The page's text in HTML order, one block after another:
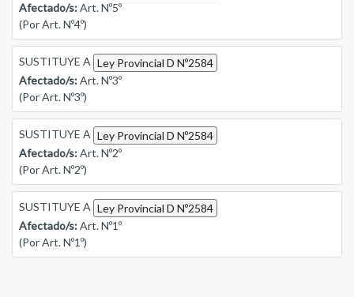
Afectado/s:Art. Nº5º
(Por Art. Nº4º)
SUSTITUYE A Ley Provincial D Nº2584
Afectado/s:Art. Nº3º
(Por Art. Nº3º)
SUSTITUYE A Ley Provincial D Nº2584
Afectado/s:Art. Nº2º
(Por Art. Nº2º)
SUSTITUYE A Ley Provincial D Nº2584
Afectado/s:Art. Nº1º
(Por Art. Nº1º)